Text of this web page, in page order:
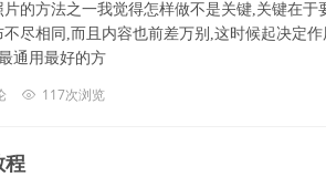
的方法之一我觉得怎样做不是关键,关键在
尽相同,而且内容也前差万别,这时候起决定
通用最好的方
117次浏览
程